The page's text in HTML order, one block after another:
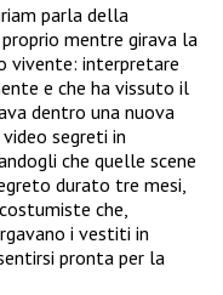
parla della
mentre girava la
vivente: interpretare
e che ha vissuto il
dentro una nuova
segreti in
che quelle scene
durato tre mesi,
che,
i vestiti in
pronta per la